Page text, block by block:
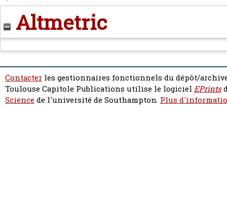
Altmetric
Contacter les gestionnaires fonctionnels du dépôt/
Toulouse Capitole Publications utilise le logiciel EPrints
Sciencede l'université de Southampton. Plus